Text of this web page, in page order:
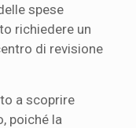
spese
richiedere un
di revisione
a scoprire
poiché la